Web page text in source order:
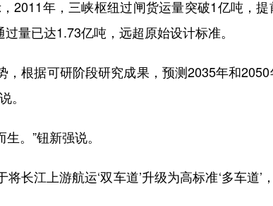
年，三峡枢纽过闸货运量突破1亿吨，提
量已达1.73亿吨，远超原始设计标准。
根据可研阶段研究成果，预测2035年和2050
。
。”钮新强说。
江上游航运‘双车道’升级为高标准‘多车道’